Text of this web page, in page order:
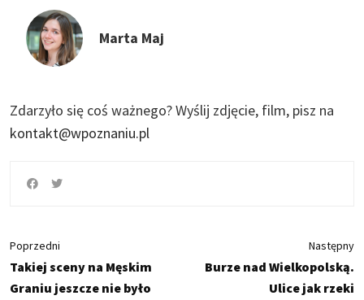
Marta Maj
Zdarzyło się coś ważnego?Wyślij zdjęcie, film, pisz na
kontakt@wpoznaniu.pl
Poprzedni
Takiej sceny na Męskim
Graniu jeszcze nie było
Następny
Burze nad Wielkopolską.
Ulice jak rzeki